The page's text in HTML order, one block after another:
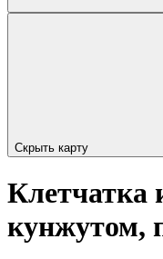
Скрыть карту
Клетчатка
кунжутом,